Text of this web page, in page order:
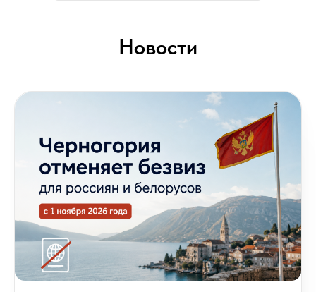
Новости
оформление виз для наших клиентов. Наша
цель — сделать процесс получения визы
максимально простым и удобным для наших
клиентов. Мы готовы помочь с заполнением
анкет, подготовкой необходимых документов
и ответим на все ваши вопросы по поводу
процесса получения визы.
Наши клиенты всегда получают персональное
внимание и профессиональную поддержку